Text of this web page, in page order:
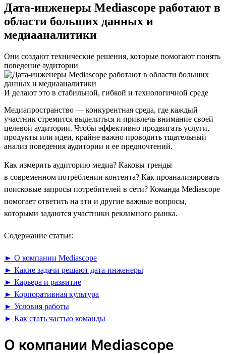
Дата-инженеры Mediascope работают в
области больших данных и
медиааналитики
Они создают технические решения, которые помогают понять
поведение аудитории
И делают это в стабильной, гибкой и технологичной среде
Медиапространство — конкурентная среда, где каждый
участник стремится выделиться и привлечь внимание своей
целевой аудитории. Чтобы эффективно продвигать услуги,
продукты или идеи, крайне важно проводить тщательный
анализ поведения аудитории и ее предпочтений.
Как измерить аудиторию медиа? Каковы тренды
в современном потреблении контента? Как проанализировать
поисковые запросы потребителей в сети? Команда Mediascope
помогает ответить на эти и другие важные вопросы,
которыми задаются участники рекламного рынка.
Содержание статьи:
► О компании Mediascope
► Какие задачи решают дата-инженеры
► Карьера и развитие
► Корпоративная культура
► Условия работы
► Как стать частью команды
О компании Mediascope